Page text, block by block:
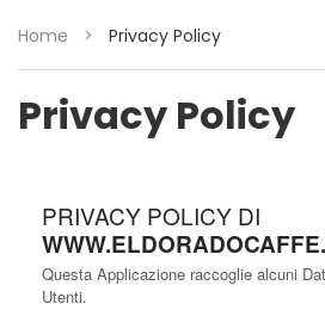
Home > Privacy Policy
Privacy Policy
PRIVACY POLICY DI
Questa Applicazione raccoglie alcuni
Utenti.